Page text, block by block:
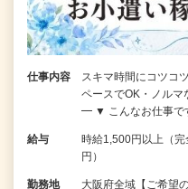
仕事内容
スキマ時間にコツコ
ペースでOK・
━ ▼ こんなお仕事
給与
時給1,500円以上（
円）
勤務地
大阪府全域【ご希望